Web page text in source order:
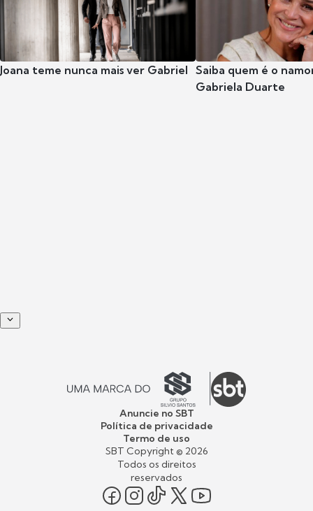
Joana teme nunca mais ver Gabriel Saiba quem é o
Gabriela Duarte
Anuncie no SBT
Política de privacidade
Termo de uso
SBT Copyright © 2026
Todos os direitos
reservados